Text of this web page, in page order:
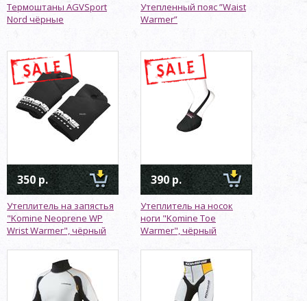
Термоштаны AGVSport
Nord чёрные
Утепленный пояс ”Waist
Warmer”
350 р.
Утеплитель на запястья
"Komine Neoprene WP
Wrist Warmer", чёрный
390 р.
Утеплитель на носок
ноги "Komine Toe
Warmer", чёрный